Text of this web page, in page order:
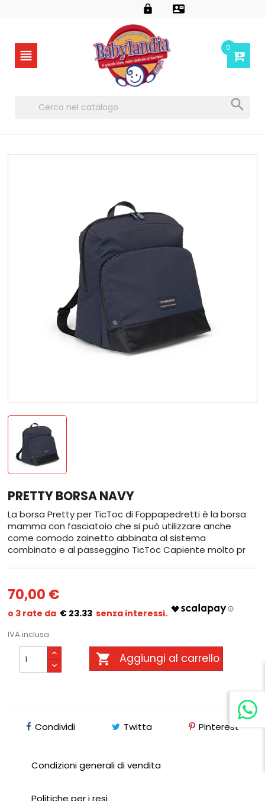
 
 0

PRETTY BORSA NAVY
La borsa Pretty per TicToc di Foppapedretti è la borsa
mamma con fasciatoio che si può utilizzare anche
come comodo zainetto abbinata al sistema
combinato e al passeggino TicToc Capiente molto pr
70,00 €
€ 23.33
IVA inclusa
 Aggiungi al carrello
Condividi Twitta Pinterest
Condizioni generali di vendita
Politiche per i resi